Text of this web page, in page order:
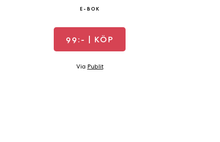
E-BOK
99:- | KÖP
Via Publit